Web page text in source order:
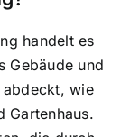
handelt es
Gebäude und
abdeckt, wie
Gartenhaus.